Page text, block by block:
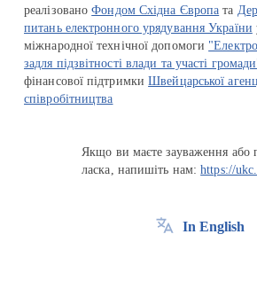
реалізованоФондом Східна Європа та
питань електронного урядування України
міжнародної технічної допомоги
задля підзвітності влади та участі
фінансової підтримкиШвейцарської
співробітництва
Якщо ви маєте зауваження або
ласка, напишіть нам:https://
In English